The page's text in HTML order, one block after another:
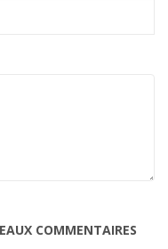
COMMENTAIRES